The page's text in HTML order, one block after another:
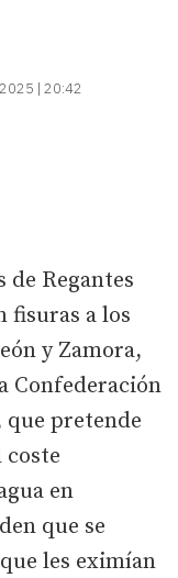
| 20:42
de Regantes
fisuras a los
y Zamora,
Confederación
pretende
coste
en
que se
les eximían